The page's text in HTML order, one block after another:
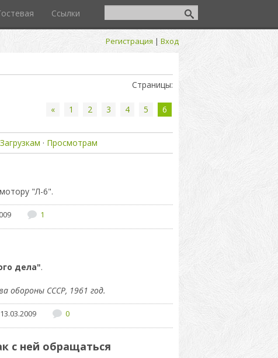
Ссылки
Регистрация | Вход
Страницы:
« 1 2 3 4 5 6
Загрузкам · Просмотрам
"Л-6".
1
дела".
обороны СССР, 1961 год.
13.03.2009 0
с ней обращаться